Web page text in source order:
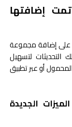
إضافتها
على إضافة مجموعة
التحديثات لتسهيل
أو عبر تطبيق
الجديدة